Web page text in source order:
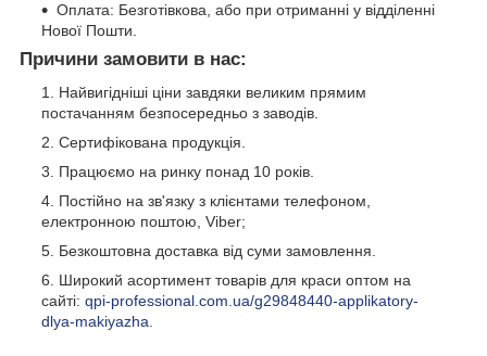
Оплата: Безготівкова, або при отриманні у відділенні
Нової Пошти.
Причини замовити в нас:
Найвигідніші ціни завдяки великим прямим
постачанням безпосередньо з заводів.
Сертифікована продукція.
Працюємо на ринку понад 10 років.
Постійно на зв'язку з клієнтами телефоном,
електронною поштою, Viber;
Безкоштовна доставка від суми замовлення.
Широкий асортимент товарів для краси оптом на
сайті: qpi-professional.com.ua/g29848440-applikatory-
dlya-makiyazha.